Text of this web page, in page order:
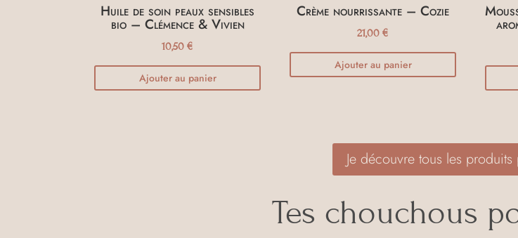
Huile de soin peaux sensibles
bio – Clémence & Vivien
10,50€
Ajouter au panier
Crème nourrissante – Cozie
21,00€
Ajouter au panier
Je découvre tous les
Tes chouchous